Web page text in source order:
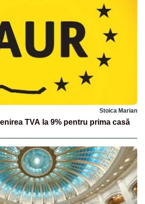
Stoica Marian
TVA la 9% pentru prima casă